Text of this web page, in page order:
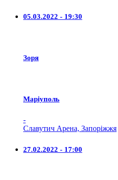
05.03.2022 - 19:30
Зоря
Маріуполь
-
Славутич Арена, Запоріжжя
27.02.2022 - 17:00